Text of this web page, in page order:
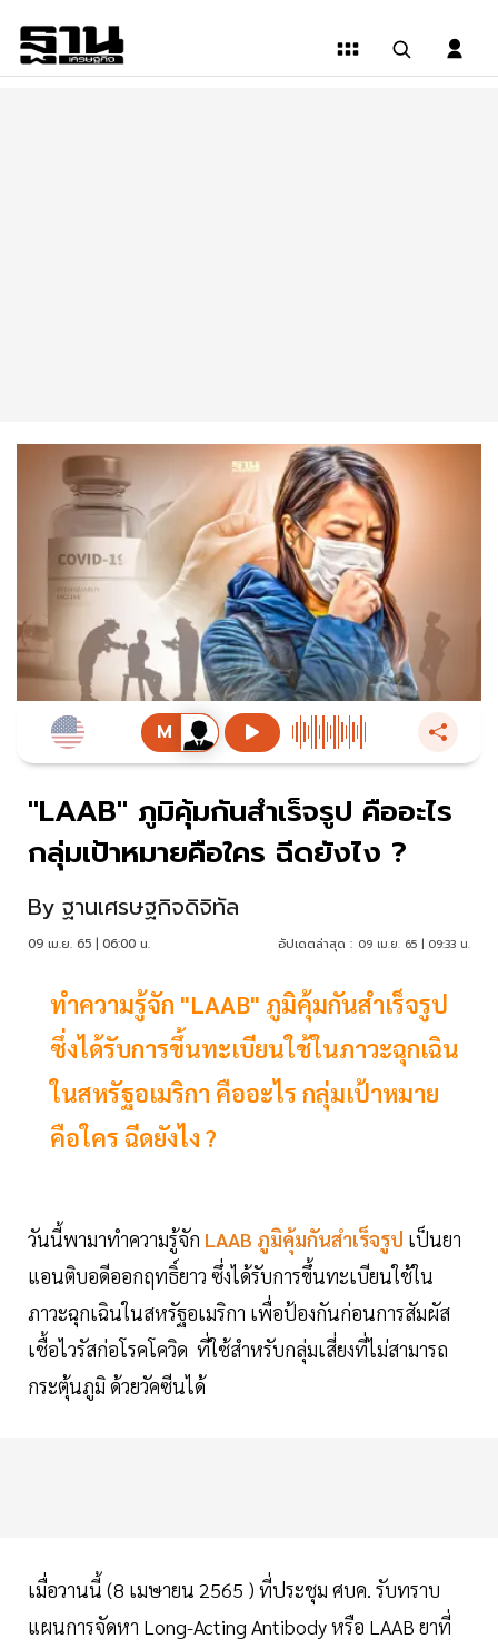
"LAAB" ภูมิคุ้มกันสำเร็จรูป คืออะไร
กลุ่มเป้าหมายคือใคร ฉีดยังไง ?
By ฐานเศรษฐกิจดิจิทัล
09 เม.ย. 65 | 06:00 น. อัปเดตล่าสุด : 09 เม.ย. 65 | 09:33 น.
ทำความรู้จัก "LAAB" ภูมิคุ้มกันสำเร็จรูป
ซึ่งได้รับการขึ้นทะเบียนใช้ในภาวะฉุกเฉิน
ในสหรัฐอเมริกา คืออะไร กลุ่มเป้าหมาย
คือใคร ฉีดยังไง ?
วันนี้พามาทำความรู้จัก LAAB ภูมิคุ้มกันสำเร็จรูป เป็นยา
แอนติบอดีออกฤทธิ์ยาว ซึ่งได้รับการขึ้นทะเบียนใช้ใน
ภาวะฉุกเฉินในสหรัฐอเมริกา เพื่อป้องกันก่อนการสัมผัส
เชื้อไวรัสก่อโรคโควิด ที่ใช้สำหรับกลุ่มเสี่ยงที่ไม่สามารถ
กระตุ้นภูมิ ด้วยวัคซีนได้
เมื่อวานนี้ (8 เมษายน 2565 ) ที่ประชุม ศบค. รับทราบ
แผนการจัดหา Long-Acting Antibody หรือ LAAB ยาที่